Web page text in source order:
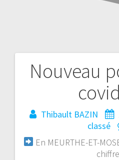
Nouveau
Thibault BAZIN
classé
En MEURTHE-ET-